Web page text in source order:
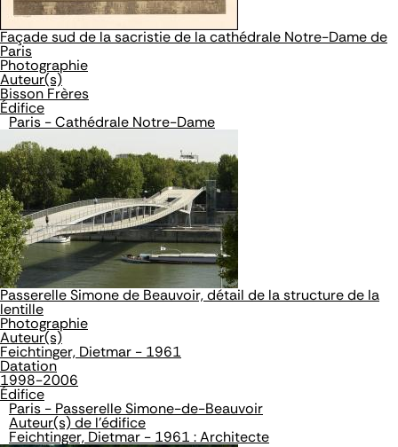
Façade sud de la sacristie de la cathédrale Notre-Dame de
Paris
Photographie
Auteur(s)
Bisson Frères
Édifice
Paris - Cathédrale Notre-Dame
Passerelle Simone de Beauvoir, détail de la structure de la
lentille
Photographie
Auteur(s)
Feichtinger, Dietmar - 1961
Datation
1998-2006
Édifice
Paris - Passerelle Simone-de-Beauvoir
Auteur(s) de l'édifice
Feichtinger, Dietmar - 1961 : Architecte